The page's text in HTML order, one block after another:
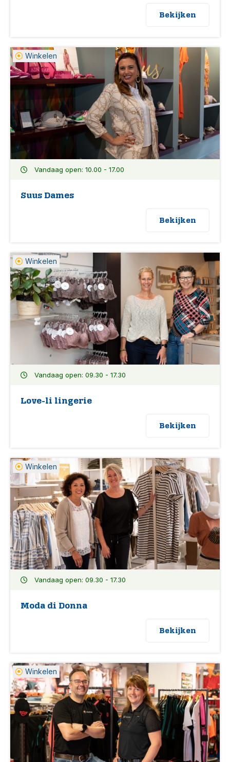
Bekijken
Winkelen
Vandaag open: 10.00 - 17.00
Suus Dames
Bekijken
Winkelen
Vandaag open: 09.30 - 17.30
Love-li lingerie
Bekijken
Winkelen
Vandaag open: 09.30 - 17.30
Moda di Donna
Bekijken
Winkelen